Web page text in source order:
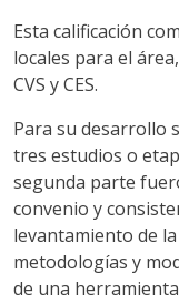
Esta calificación
locales para el
CVS y CES.
Para su desarrollo
tres estudios o
segunda parte
convenio y
levantamiento de
metodologías y
de una